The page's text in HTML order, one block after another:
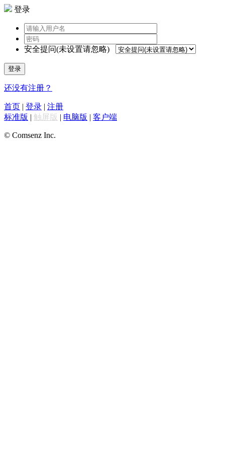
登录
安全提问(未设置请忽略)
登录
还没有注册？
首页 | 登录 | 注册
标准版 | 触屏版 | 电脑版 | 客户端
© Comsenz Inc.